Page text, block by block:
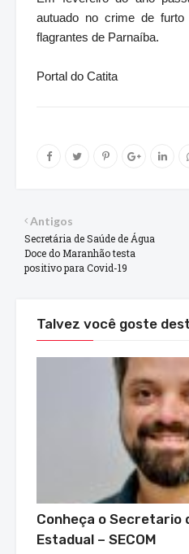
autuado no crime de
flagrantes de Parnaíba.
Portal do Catita
Antigos
Secretária de Saúde de Água
Doce do Maranhão testa
positivo para Covid-19
Talvez você goste
Conheça o Secretario
Estadual – SECOM